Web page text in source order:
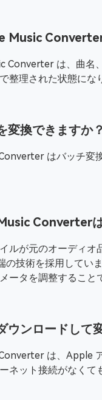
Music
Converter は、曲名
整理された状態にな
変換できます
はバッチ変
Converter
ルが元のオーディ
技術を採用してい
ータを調整すること
ウンロードして
は、Apple
ネット接続がなくて